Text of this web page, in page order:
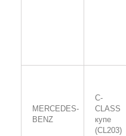
MERCEDES-
BENZ
C-
CLASS
купе
(CL203)